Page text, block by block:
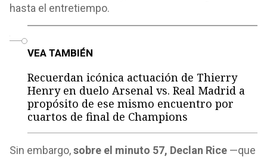
hasta el entretiempo.
VEA TAMBIÉN
Recuerdan icónica actuación de Thierry
Henry en duelo Arsenal vs. Real Madrid a
propósito de ese mismo encuentro por
cuartos de final de Champions
Sin embargo,sobre el minuto 57, Declan Rice —que